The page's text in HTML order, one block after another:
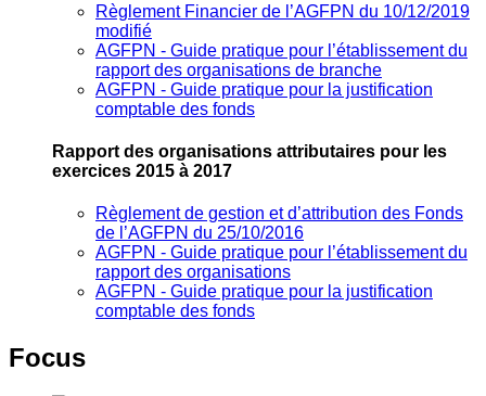
Règlement Financier de l’AGFPN du 10/12/2019
modifié
AGFPN ‐ Guide pratique pour l’établissement du
rapport des organisations de branche
AGFPN ‐ Guide pratique pour la justification
comptable des fonds
Rapport des organisations attributaires pour les
exercices 2015 à 2017
Règlement de gestion et d’attribution des Fonds
de l’AGFPN du 25/10/2016
AGFPN ‐ Guide pratique pour l’établissement du
rapport des organisations
AGFPN ‐ Guide pratique pour la justification
comptable des fonds
Focus